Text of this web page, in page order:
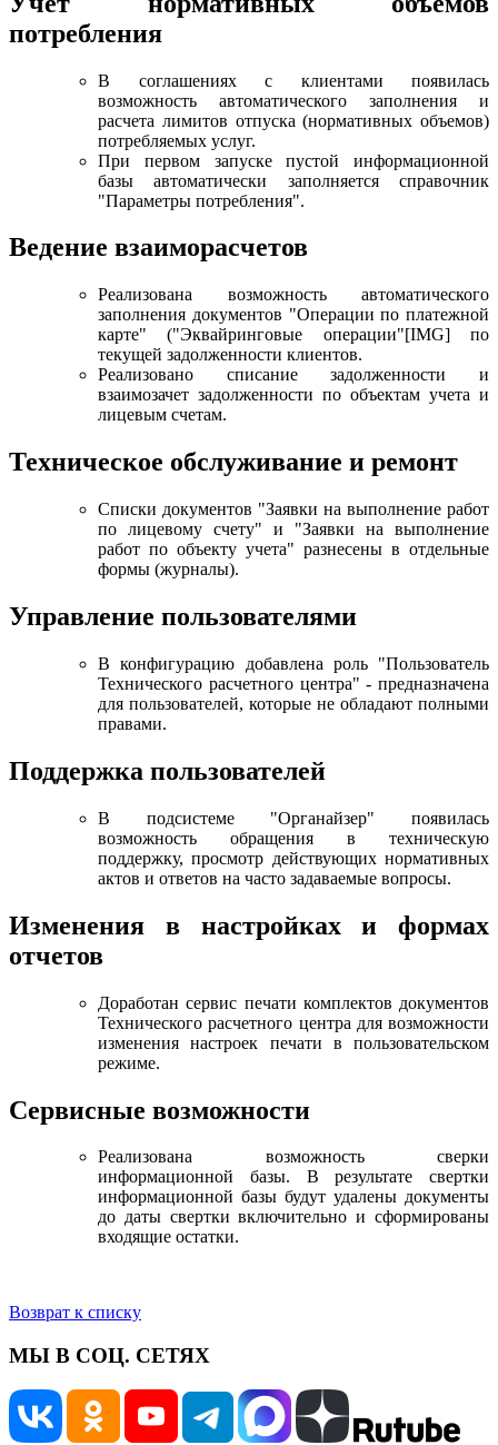
потребления
В соглашениях с клиентами появилась
возможность автоматического заполнения и
расчета лимитов отпуска (нормативных объемов)
потребляемых услуг.
При первом запуске пустой информационной
базы автоматически заполняется справочник
"Параметры потребления".
Ведение взаиморасчетов
Реализована возможность автоматического
заполнения документов "Операции по платежной
карте" ("Эквайринговые операции"[IMG] по
текущей задолженности клиентов.
Реализовано списание задолженности и
взаимозачет задолженности по объектам учета и
лицевым счетам.
Техническое обслуживание и ремонт
Списки документов "Заявки на выполнение работ
по лицевому счету" и "Заявки на выполнение
работ по объекту учета" разнесены в отдельные
формы (журналы).
Управление пользователями
В конфигурацию добавлена роль "Пользователь
Технического расчетного центра" - предназначена
для пользователей, которые не обладают полными
правами.
Поддержка пользователей
В подсистеме "Органайзер" появилась
возможность обращения в техническую
поддержку, просмотр действующих нормативных
актов и ответов на часто задаваемые вопросы.
Изменения в настройках и формах
отчетов
Доработан сервис печати комплектов документов
Технического расчетного центра для возможности
изменения настроек печати в пользовательском
режиме.
Сервисные возможности
Реализована возможность сверки
информационной базы. В результате свертки
информационной базы будут удалены документы
до даты свертки включительно и сформированы
входящие остатки.
Возврат к списку
МЫ В СОЦ. СЕТЯХ